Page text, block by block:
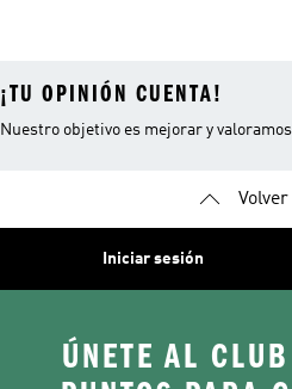
¡TU OPINIÓN CUENTA!
Nuestro objetivo es mejorar y
Iniciar sesión
ÚNETE AL